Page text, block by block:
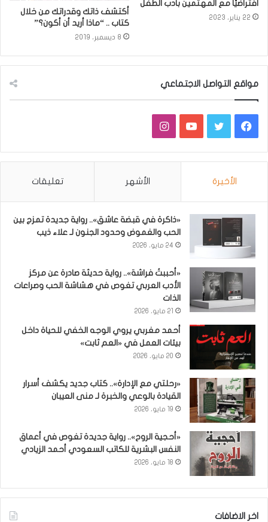
افتراضيًا مع المهتمين بأدب الطفل
22 يناير، 2023
أكتشف ذاتك وقدراتك من خلال
كتاب .. “ماذا أريد أن أكون؟”
8 ديسمبر، 2019
مواقع التواصل الاجتماعي
فيسبوكتويتر يوتيوبانستقرام
الأخيرة الأشهر تعليقات
«ذاكرة في قبضة عاشق».. رواية جديدة تمزج بين
الحب والغموض وحدود الجنون لـ علاء ذيب
24 مايو، 2026
«أحببتُ فراشة».. رواية حديثة صادرة عن مركز
الأدب العربي تغوص في هشاشة الحب وصراعات
الذات
21 مايو، 2026
أحمد مغربي يروي الوجه الخفي للحياة داخل
بيئات العمل في «العم ثابت»
20 مايو، 2026
«رحلتي مع الإدارة».. كتاب جديد يكشف أسرار
القيادة بالوعي والخبرة لـ منى العيبان
19 مايو، 2026
«أحجية الروح».. رواية جديدة تغوص في أعماق
النفس البشرية للكاتب السعودي أحمد الزيادي
18 مايو، 2026
اخر الاضافات